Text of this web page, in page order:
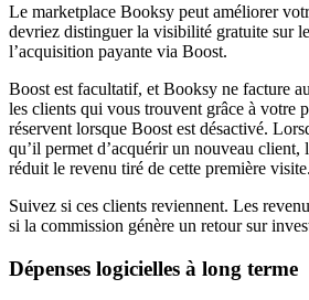
Le marketplace Booksy peut améliorer
devriez distinguer la visibilité gratuite sur
l’acquisition payante via Boost.
Boost est facultatif, et Booksy ne facture
les clients qui vous trouvent grâce à votre
réservent lorsque Boost est désactivé.
qu’il permet d’acquérir un nouveau client,
réduit le revenu tiré de cette première visite.
Suivez si ces clients reviennent. Les
si la commission génère un retour sur
Dépenses logicielles à long terme